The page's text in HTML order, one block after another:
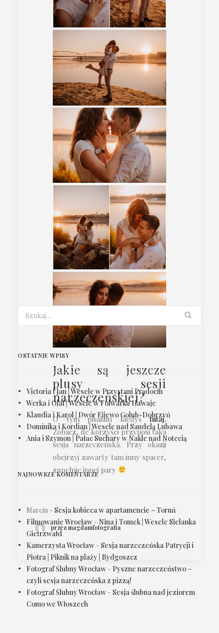
Jakie są jeszcze
plusy sesji
narzeczeńskiej?
O tym pisałam kiedyśtutaj.
Zobacz, ile korzyści przynosi taka
sesja narzeczeńska. Przy okazji
obejrzyj zawarty tam inny spacer,
zupełnie innej pary
przez magdamfotografia
OSTATNIE WPISY
Victoria i Jan | Wesele w Przystani Prądocin
Werka i Olaf | Wesele w Folwarku Hawaje
Klaudia i Karol | Dwór Fijewo Golub-Dobrzyń
Dominika i Kordian | Wesele nad Sandelą Lubawa
Ania i Szymon | Pałac Suchary w Nakle nad Notecią
NAJNOWSZE KOMENTARZE
Marcin - Sesja kobieca w apartamencie – Toruń
Filmowanie Wrocław - Nina i Tomek | Wesele Sielanka
Gietrzwałd
Kamerzysta Wrocław - Sesja narzeczeńska Patrycji i
Piotra | Piknik na plaży | Bydgoszcz
Fotograf Ślubny Wrocław - Pyszne narzeczeństwo –
czyli sesja narzeczeńska z pizzą!
Fotograf Ślubny Wrocław - Sesja ślubna nad jeziorem
Como we Włoszech